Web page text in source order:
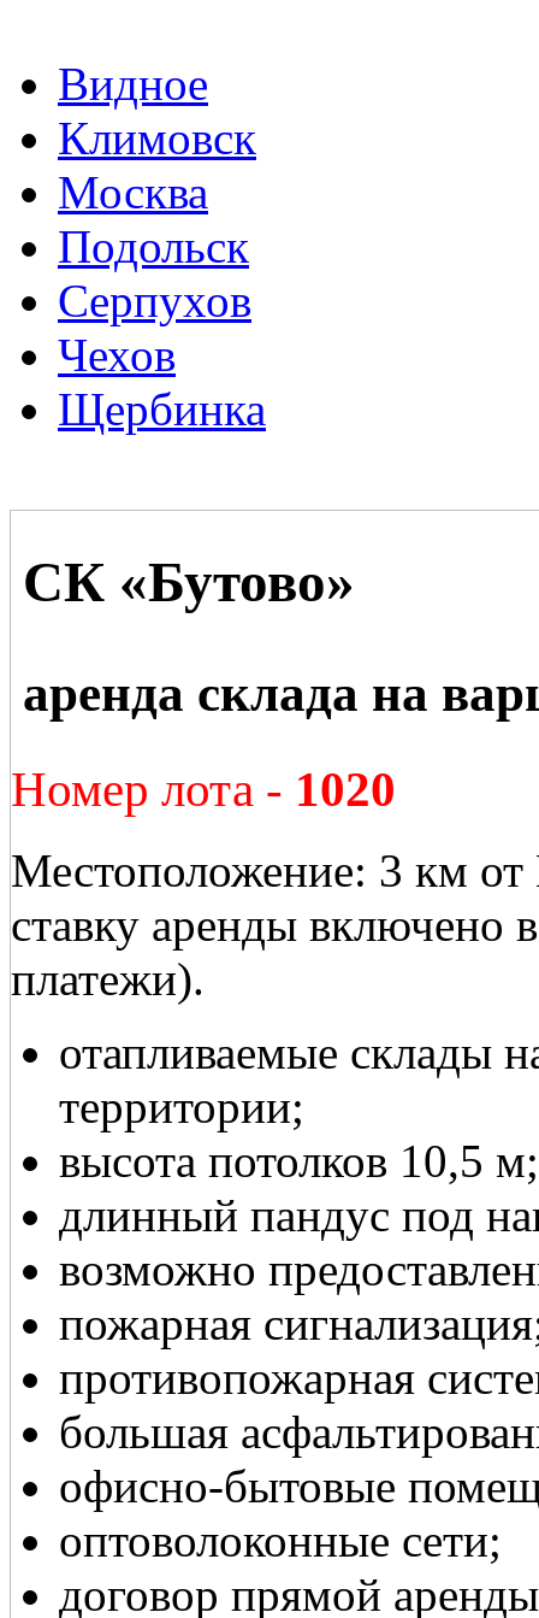
Видное
Климовск
Москва
Подольск
Серпухов
Чехов
Щербинка
СК «Бутово»
аренда склада на
Номер лота - 1020
Местоположение: 3 км
ставку аренды
платежи).
отапливаемые склады
территории;
высота потолков 10,5 м;
длинный пандус под
возможно
пожарная
противопожарная
большая
офисно-бытовые
оптоволоконные сети;
договор прямой